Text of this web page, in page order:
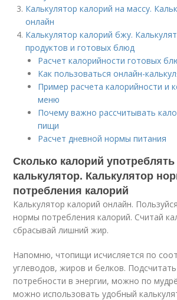
Калькулятор калорий на массу.
онлайн
Калькулятор калорий бжу.
продуктов и готовых блюд
Расчет калорийности готовых
Как пользоваться онлайн-
Пример расчета калорийности и
меню
Почему важно рассчитывать
пищи
Расчет дневной нормы питания
Сколько калорий
калькулятор. Калькулятор
потребления калорий
Калькулятор калорий онлайн.
нормы потребления калорий. Считай
сбрасывай лишний жир.
Напомню, чтопищи исчисляется по
углеводов, жиров и белков.
потребности в энергии, можно по
можно использовать удобный